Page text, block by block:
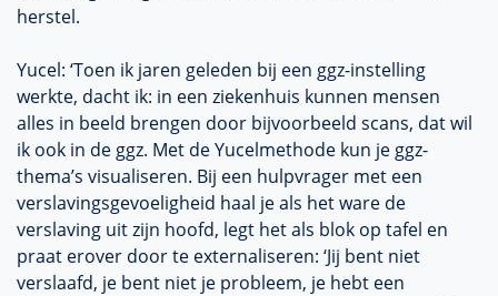
herstel.
Yucel: ‘Toen ik jaren geleden bij een ggz-instelling
werkte, dacht ik: in een ziekenhuis kunnen mensen
alles in beeld brengen door bijvoorbeeld scans, dat wil
ik ook in de ggz. Met de Yucelmethode kun je ggz-
thema’s visualiseren. Bij een hulpvrager met een
verslavingsgevoeligheid haal je als het ware de
verslaving uit zijn hoofd, legt het als blok op tafel en
praat erover door te externaliseren: ‘Jij bent niet
verslaafd, je bent niet je probleem, je hebt een